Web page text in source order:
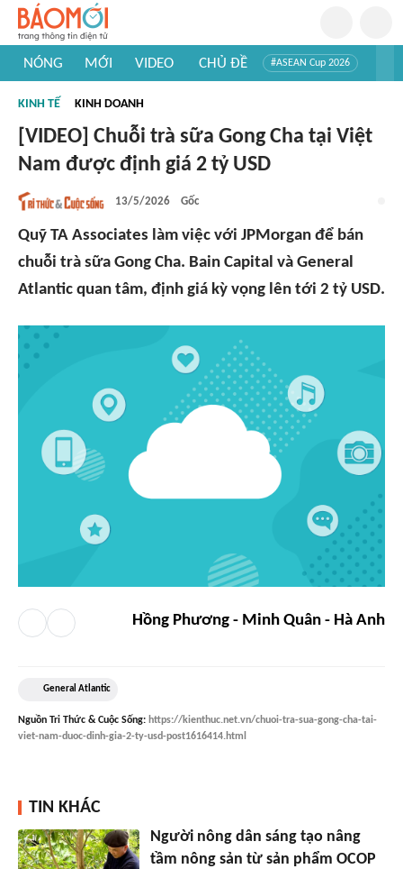
NÓNG MỚI VIDEO CHỦ ĐỀ #ASEAN Cup 2026
#Khám phá thế giới
KINH TẾ KINH DOANH
[VIDEO] Chuỗi trà sữa Gong Cha tại Việt
Nam được định giá 2 tỷ USD
13/5/2026 Gốc
Quỹ TA Associates làm việc với JPMorgan để bán
chuỗi trà sữa Gong Cha. Bain Capital và General
Atlantic quan tâm, định giá kỳ vọng lên tới 2 tỷ USD.
Hồng Phương - Minh Quân - Hà Anh
General Atlantic
Nguồn Tri Thức & Cuộc Sống: https://kienthuc.net.vn/chuoi-tra-sua-gong-cha-tai-
viet-nam-duoc-dinh-gia-2-ty-usd-post1616414.html
TIN KHÁC
Người nông dân sáng tạo nâng
tầm nông sản từ sản phẩm OCOP